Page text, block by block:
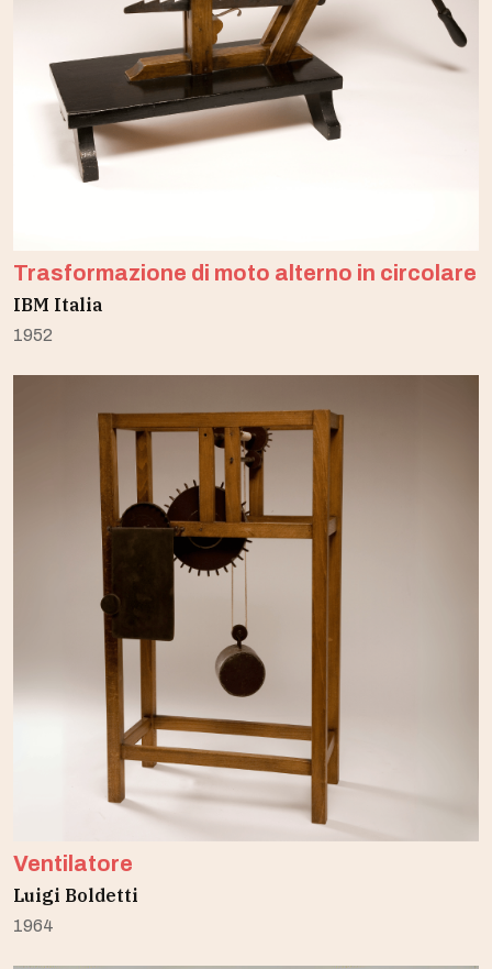
Trasformazione di moto alterno in circolare
IBM Italia
1952
Ventilatore
Luigi Boldetti
1964